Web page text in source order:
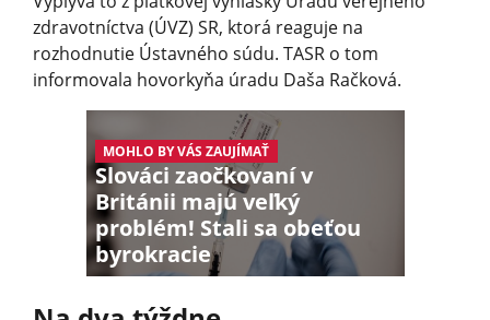
zdravotníctva (ÚVZ) SR, ktorá reaguje na
rozhodnutie Ústavného súdu. TASR o tom
informovala hovorkyňa úradu Daša Račková.
MOHLO BY VÁS ZAUJÍMAŤ
Slováci zaočkovaní v
Británii majú veľký
problém! Stali sa obeťou
byrokracie